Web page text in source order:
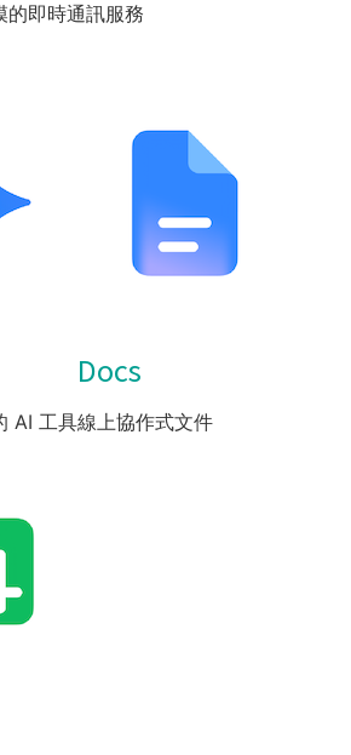
的即時通訊服務
AI 工具
Docs
線上協作式文件